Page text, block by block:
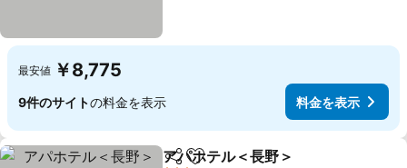
最安値 ￥8,775
9件のサイトの料金を表示 料金を表示
シェア
アパホテル＜長野＞